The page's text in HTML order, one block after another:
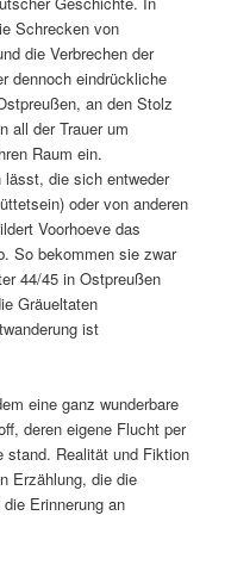
Schrecken von
die Verbrechen der
dennoch eindrückliche
an den Stolz
all der Trauer um
Raum ein.
lässt, die sich entweder
oder von anderen
Voorhoeve das
So bekommen sie zwar
44/45 in Ostpreußen
Gräueltaten
ist
eine ganz wunderbare
deren eigene Flucht per
stand. Realität und Fiktion
Erzählung, die die
Erinnerung an